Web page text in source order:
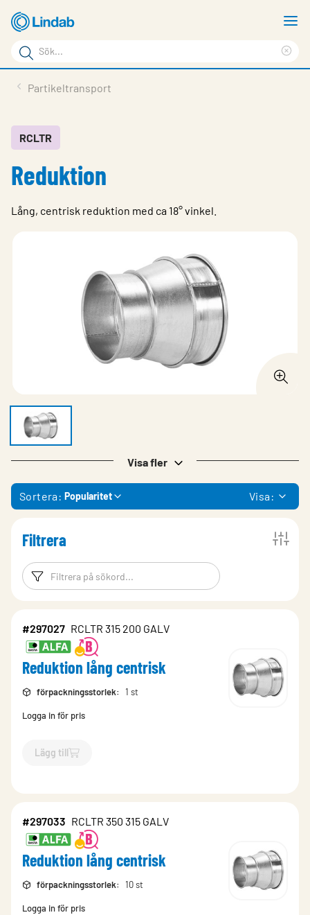
Hoppa
till
huvudinnehållet
Sökord
Sök
på
Service & Support
Hållbarhet
Choose languge
Partikeltransport
RCLTR
Reduktion
Lång, centrisk reduktion med ca 18° vinkel.
Visa fler
Sortera: Popularitet Visa:
Filtrera
Filtreringsord Filtrera
#297027 RCLTR 315 200 GALV
Reduktion lång centrisk
förpackningsstorlek: 1 st
Logga in för pris
Lägg till
`$Lägg till
#297033 RCLTR 350 315 GALV
Reduktion lång centrisk
förpackningsstorlek: 10 st
Logga in för pris